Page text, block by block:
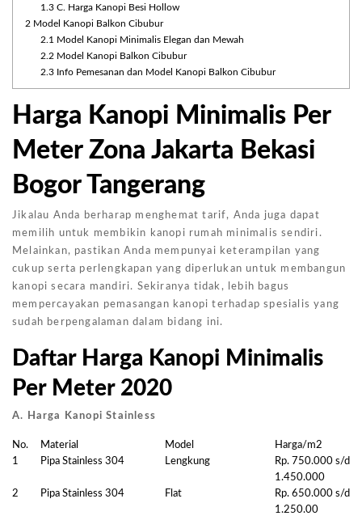
1.3C. Harga Kanopi Besi Hollow
2 Model Kanopi Balkon Cibubur
2.1
Model Kanopi Minimalis Elegan dan Mewah
2.2 Model Kanopi Balkon Cibubur
2.3Info Pemesanan dan Model Kanopi Balkon Cibubur
Harga Kanopi Minimalis Per
Meter Zona Jakarta Bekasi
Bogor Tangerang
Jikalau Anda berharap menghemat tarif, Anda juga dapat
memilih untuk membikin kanopi rumah minimalis sendiri.
Melainkan, pastikan Anda mempunyai keterampilan yang
cukup serta perlengkapan yang diperlukan untuk membangun
kanopi secara mandiri. Sekiranya tidak, lebih bagus
mempercayakan pemasangan kanopi terhadap spesialis yang
sudah berpengalaman dalam bidang ini.
Daftar Harga Kanopi Minimalis
Per Meter 2020
A. Harga Kanopi Stainless
No. Material Model
Harga/m2
1
Pipa Stainless 304 Lengkung
Rp. 750.000 s/d
1.450.000
2
Pipa Stainless 304 Flat
Rp. 650.000 s/d
1.250.00